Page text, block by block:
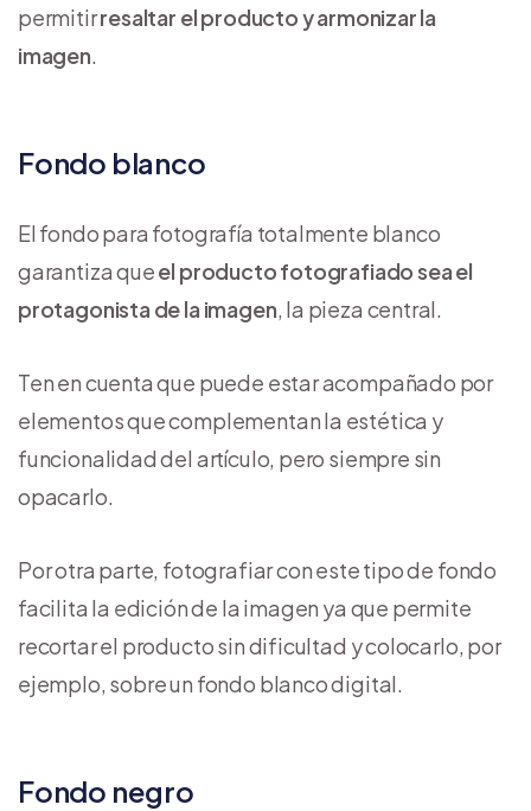
permitirresaltar el producto y armonizar la
imagen.
Fondo blanco
El fondo para fotografía totalmente blanco
garantiza queel producto fotografiado sea el
protagonista de la imagen, la pieza central.
Ten en cuenta que puede estar acompañado por
elementos que complementan la estética y
funcionalidad del artículo, pero siempre sin
opacarlo.
Por otra parte, fotografiar con este tipo de fondo
facilita la edición de la imagen ya que permite
recortar el producto sin dificultad y colocarlo, por
ejemplo, sobre un fondo blanco digital.
Fondo negro